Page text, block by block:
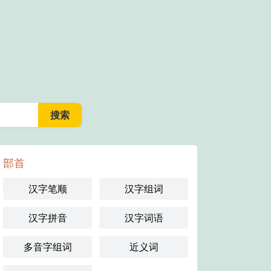
部首
汉字笔顺 汉字组词
汉字拼音 汉字词语
多音字组词 近义词